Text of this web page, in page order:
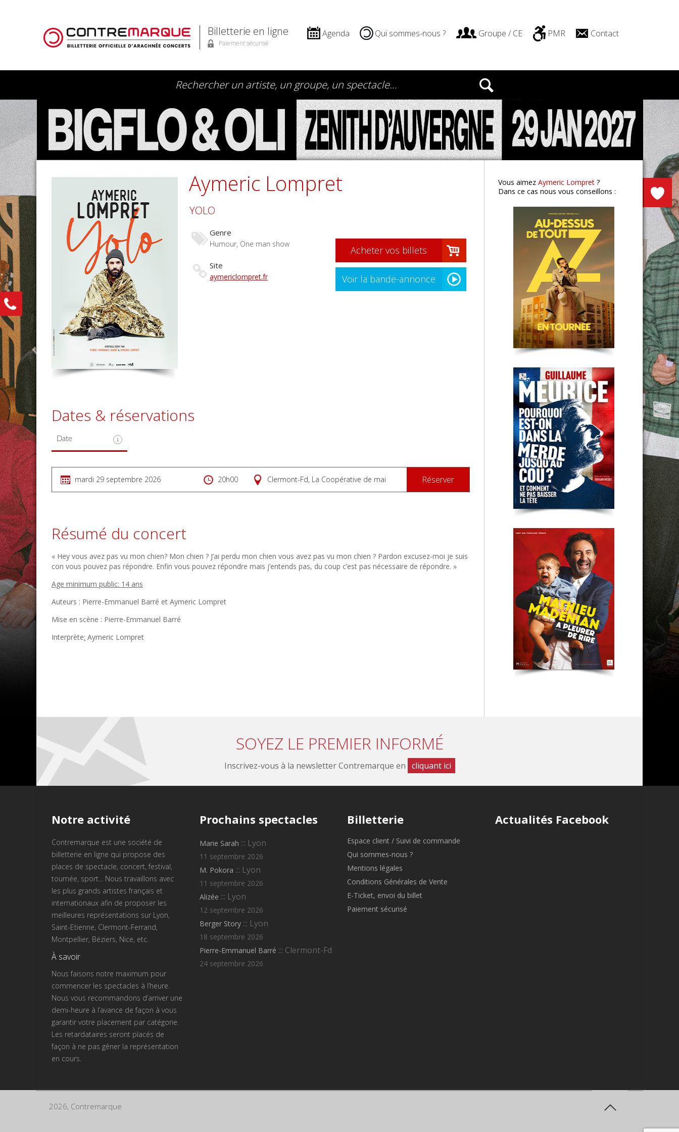
Billetterie en ligne
Paiement sécurisé
Agenda Qui sommes-nous ? Groupe / CE PMR Contact
Aymeric Lompret
YOLO
Genre
Humour, One man show
Site
aymericlompret.fr
Acheter vos billets
Voir la bande-annonce
Dates & réservations
mardi 29 septembre 2026 20h00 Réserver
Clermont-Fd, La Coopérative de mai
Résumé du concert
« Hey vous avez pas vu mon chien? Mon chien ? J’ai perdu mon chien vous avez pas vu mon chien ? Pardon excusez-moi je suis
con vous pouvez pas répondre. Enfin vous pouvez répondre mais j’entends pas, du coup c’est pas nécessaire de répondre. »
Age minimum public: 14 ans
Auteurs : Pierre-Emmanuel Barré et Aymeric Lompret
Mise en scène : Pierre-Emmanuel Barré
Interprète: Aymeric Lompret
Vous aimez Aymeric Lompret?
Dans ce cas nous vous conseillons :
AZ
Clermont-Fd
Guillaume Meurice
Clermont-Fd
Mathieu MADENIAN
Clermont-Fd
SOYEZ LE PREMIER INFORMÉ
Inscrivez-vous à la newsletter Contremarque en cliquant ici
Notre activité
Contremarque est une société de
billetterie en ligne qui propose des
places de spectacle, concert, festival,
tournée, sport... Nous travaillons avec
les plus grands artistes français et
internationaux afin de proposer les
meilleures représentations sur Lyon,
Saint-Etienne, Clermont-Ferrand,
Montpellier, Béziers, Nice, etc.
À savoir
Nous faisons notre maximum pour
commencer les spectacles à l’heure.
Nous vous recommandons d’arriver une
demi-heure à l’avance de façon à vous
garantir votre placement par catégorie.
Les retardataires seront placés de
façon à ne pas gêner la représentation
en cours.
Prochains spectacles
Marie Sarah ::: Lyon
11 septembre 2026
M. Pokora ::: Lyon
11 septembre 2026
Alizée ::: Lyon
12 septembre 2026
Berger Story::: Lyon
18 septembre 2026
Pierre-Emmanuel Barré ::: Clermont-Fd
24 septembre 2026
Billetterie
Espace client / Suivi de commande
Qui sommes-nous ?
Mentions légales
Conditions Générales de Vente
E-Ticket, envoi du billet
Paiement sécurisé
Actualités Facebook
2026, Contremarque